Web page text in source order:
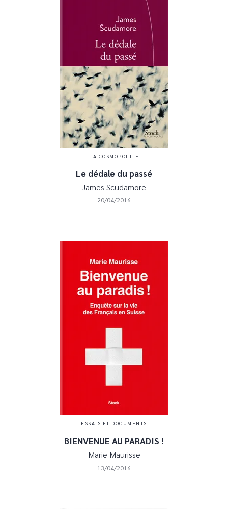
LA COSMOPOLITE
Le dédale du passé
James Scudamore
20/04/2016
ESSAIS ET DOCUMENTS
BIENVENUE AU PARADIS !
Marie Maurisse
13/04/2016